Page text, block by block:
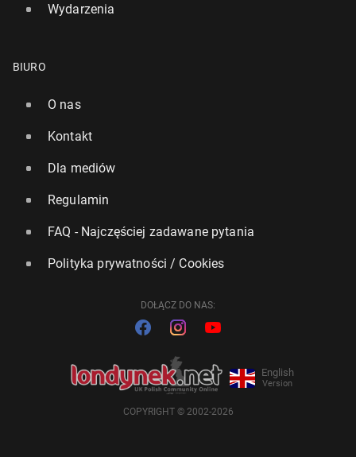
Wydarzenia
BIURO
O nas
Kontakt
Dla mediów
Regulamin
FAQ - Najczęściej zadawane pytania
Polityka prywatności / Cookies
DOŁĄCZ DO NAS:
English
Version
COPYRIGHT © 2002-2026